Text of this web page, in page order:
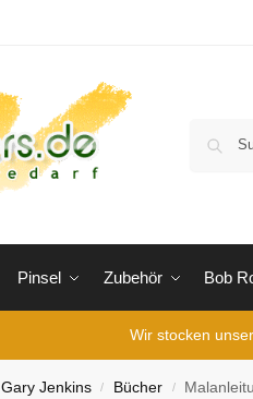
Pinsel Zubehör Bob
Wir stocken
Gary Jenkins / Bücher /